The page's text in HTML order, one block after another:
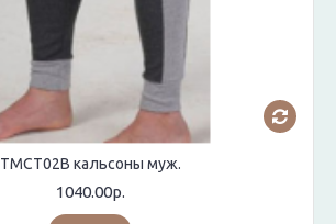
TMCT02B кальсоны муж.
1040.00р.